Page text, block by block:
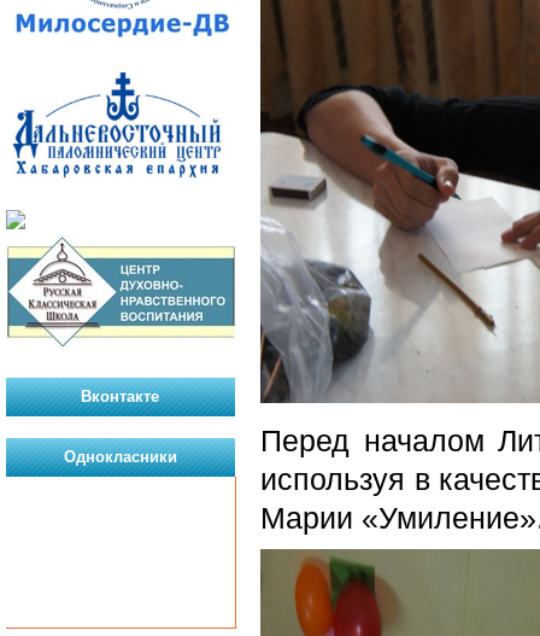
Перед началом
используя в
Марии
Вконтакте
Однокласники